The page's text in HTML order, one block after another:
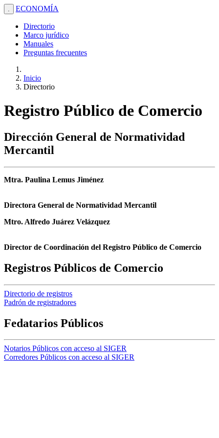
. ECONOMÍA
Directorio
Marco jurídico
Manuales
Preguntas frecuentes
Inicio
Directorio
Registro Público de Comercio
Dirección General de Normatividad
Mercantil
Mtra. Paulina Lemus Jiménez
Directora General de Normatividad Mercantil
Mtro. Alfredo Juárez Velázquez
Director de Coordinación del Registro Público de Comercio
Registros Públicos de Comercio
Directorio de registros
Padrón de registradores
Fedatarios Públicos
Notarios Públicos con acceso al SIGER
Corredores Públicos con acceso al SIGER